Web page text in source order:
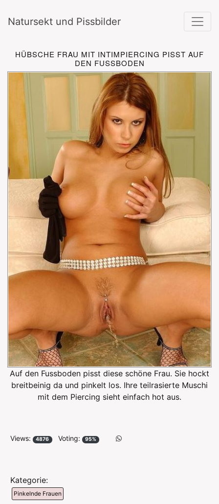
Natursekt und Pissbilder
HÜBSCHE FRAU MIT INTIMPIERCING PISST AUF
DEN FUSSBODEN
Auf den Fussboden pisst diese schöne Frau. Sie hockt
breitbeinig da und pinkelt los. Ihre teilrasierte Muschi
mit dem Piercing sieht einfach hot aus.
Views: 4876 Voting: 95%
Kategorie:
Pinkelnde Frauen